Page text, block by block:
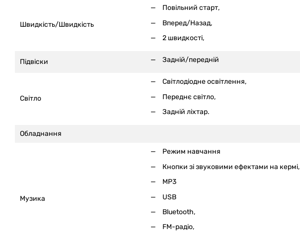
Швидкість/Швидкість
Повільний старт,
Вперед/Назад,
2 швидкості,
Підвіски Задній/передній
Світло
Світлодіодне освітлення,
Переднє світло,
Задній ліхтар.
Обладнання
Музика
Режим навчання
Кнопки зі звуковими ефектами на кермі,
MP3
USB
Bluetooth,
FM-радіо,